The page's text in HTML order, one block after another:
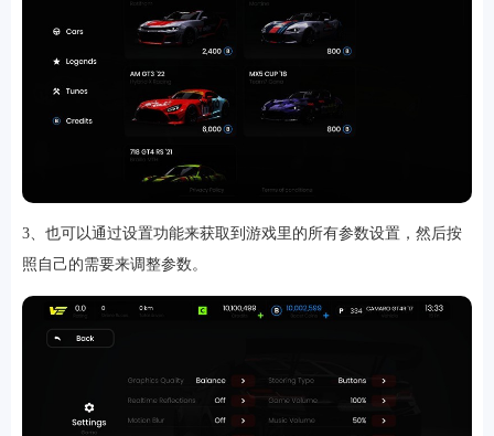
3、也可以通过设置功能来获取到游戏里的所有参数设置，然后按
照自己的需要来调整参数。